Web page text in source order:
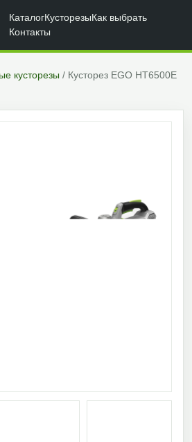
КаталогКусторезыКак выбрать
Контакты
кусторезы / Кусторез EGO HT6500E